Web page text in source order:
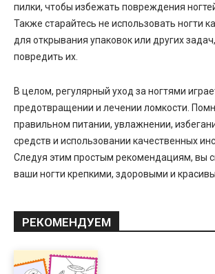
пилки, чтобы избежать повреждения
Также старайтесь не использовать ногти
для открывания упаковок или других
повредить их.
В целом, регулярный уход за ногтями
предотвращении и лечении ломкости.
правильном питании, увлажнении,
средств и использовании качественных
Следуя этим простым рекомендациям, вы
ваши ногти крепкими, здоровыми и
РЕКОМЕНДУЕМ